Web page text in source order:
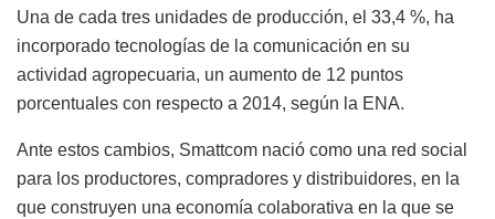
Una de cada tres unidades de producción, el 33,4 %, ha
incorporado tecnologías de la comunicación en su
actividad agropecuaria, un aumento de 12 puntos
porcentuales con respecto a 2014, según la ENA.
Ante estos cambios, Smattcom nació como una red social
para los productores, compradores y distribuidores, en la
que construyen una economía colaborativa en la que se